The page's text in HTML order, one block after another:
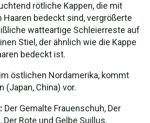
rötliche Kappen, die mit
bedeckt sind, vergrößerte
watteartige Schleierreste auf
Stiel, der ähnlich wie die Kappe
bedeckt ist.
östlichen Nordamerika, kommt
(Japan, China) vor.
Der Gemalte Frauenschuh, Der
Der Rote und Gelbe Suillus.